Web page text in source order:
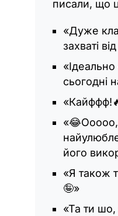
писали, що
«Дуже
захваті
сьогодні
його
«Я також
🤪»
«Та ти